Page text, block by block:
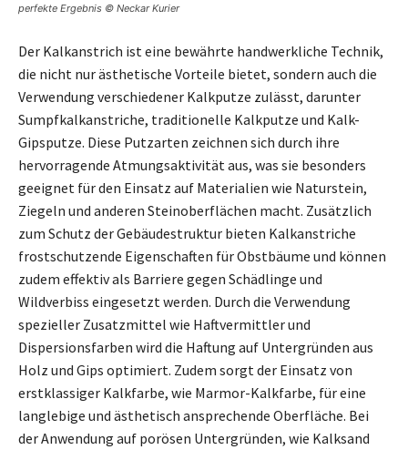
perfekte Ergebnis © Neckar Kurier
Der Kalkanstrich ist eine bewährte handwerkliche Technik,
die nicht nur ästhetische Vorteile bietet, sondern auch die
Verwendung verschiedener Kalkputze zulässt, darunter
Sumpfkalkanstriche, traditionelle Kalkputze und Kalk-
Gipsputze. Diese Putzarten zeichnen sich durch ihre
hervorragende Atmungsaktivität aus, was sie besonders
geeignet für den Einsatz auf Materialien wie Naturstein,
Ziegeln und anderen Steinoberflächen macht. Zusätzlich
zum Schutz der Gebäudestruktur bieten Kalkanstriche
frostschutzende Eigenschaften für Obstbäume und können
zudem effektiv als Barriere gegen Schädlinge und
Wildverbiss eingesetzt werden. Durch die Verwendung
spezieller Zusatzmittel wie Haftvermittler und
Dispersionsfarben wird die Haftung auf Untergründen aus
Holz und Gips optimiert. Zudem sorgt der Einsatz von
erstklassiger Kalkfarbe, wie Marmor-Kalkfarbe, für eine
langlebige und ästhetisch ansprechende Oberfläche. Bei
der Anwendung auf porösen Untergründen, wie Kalksand